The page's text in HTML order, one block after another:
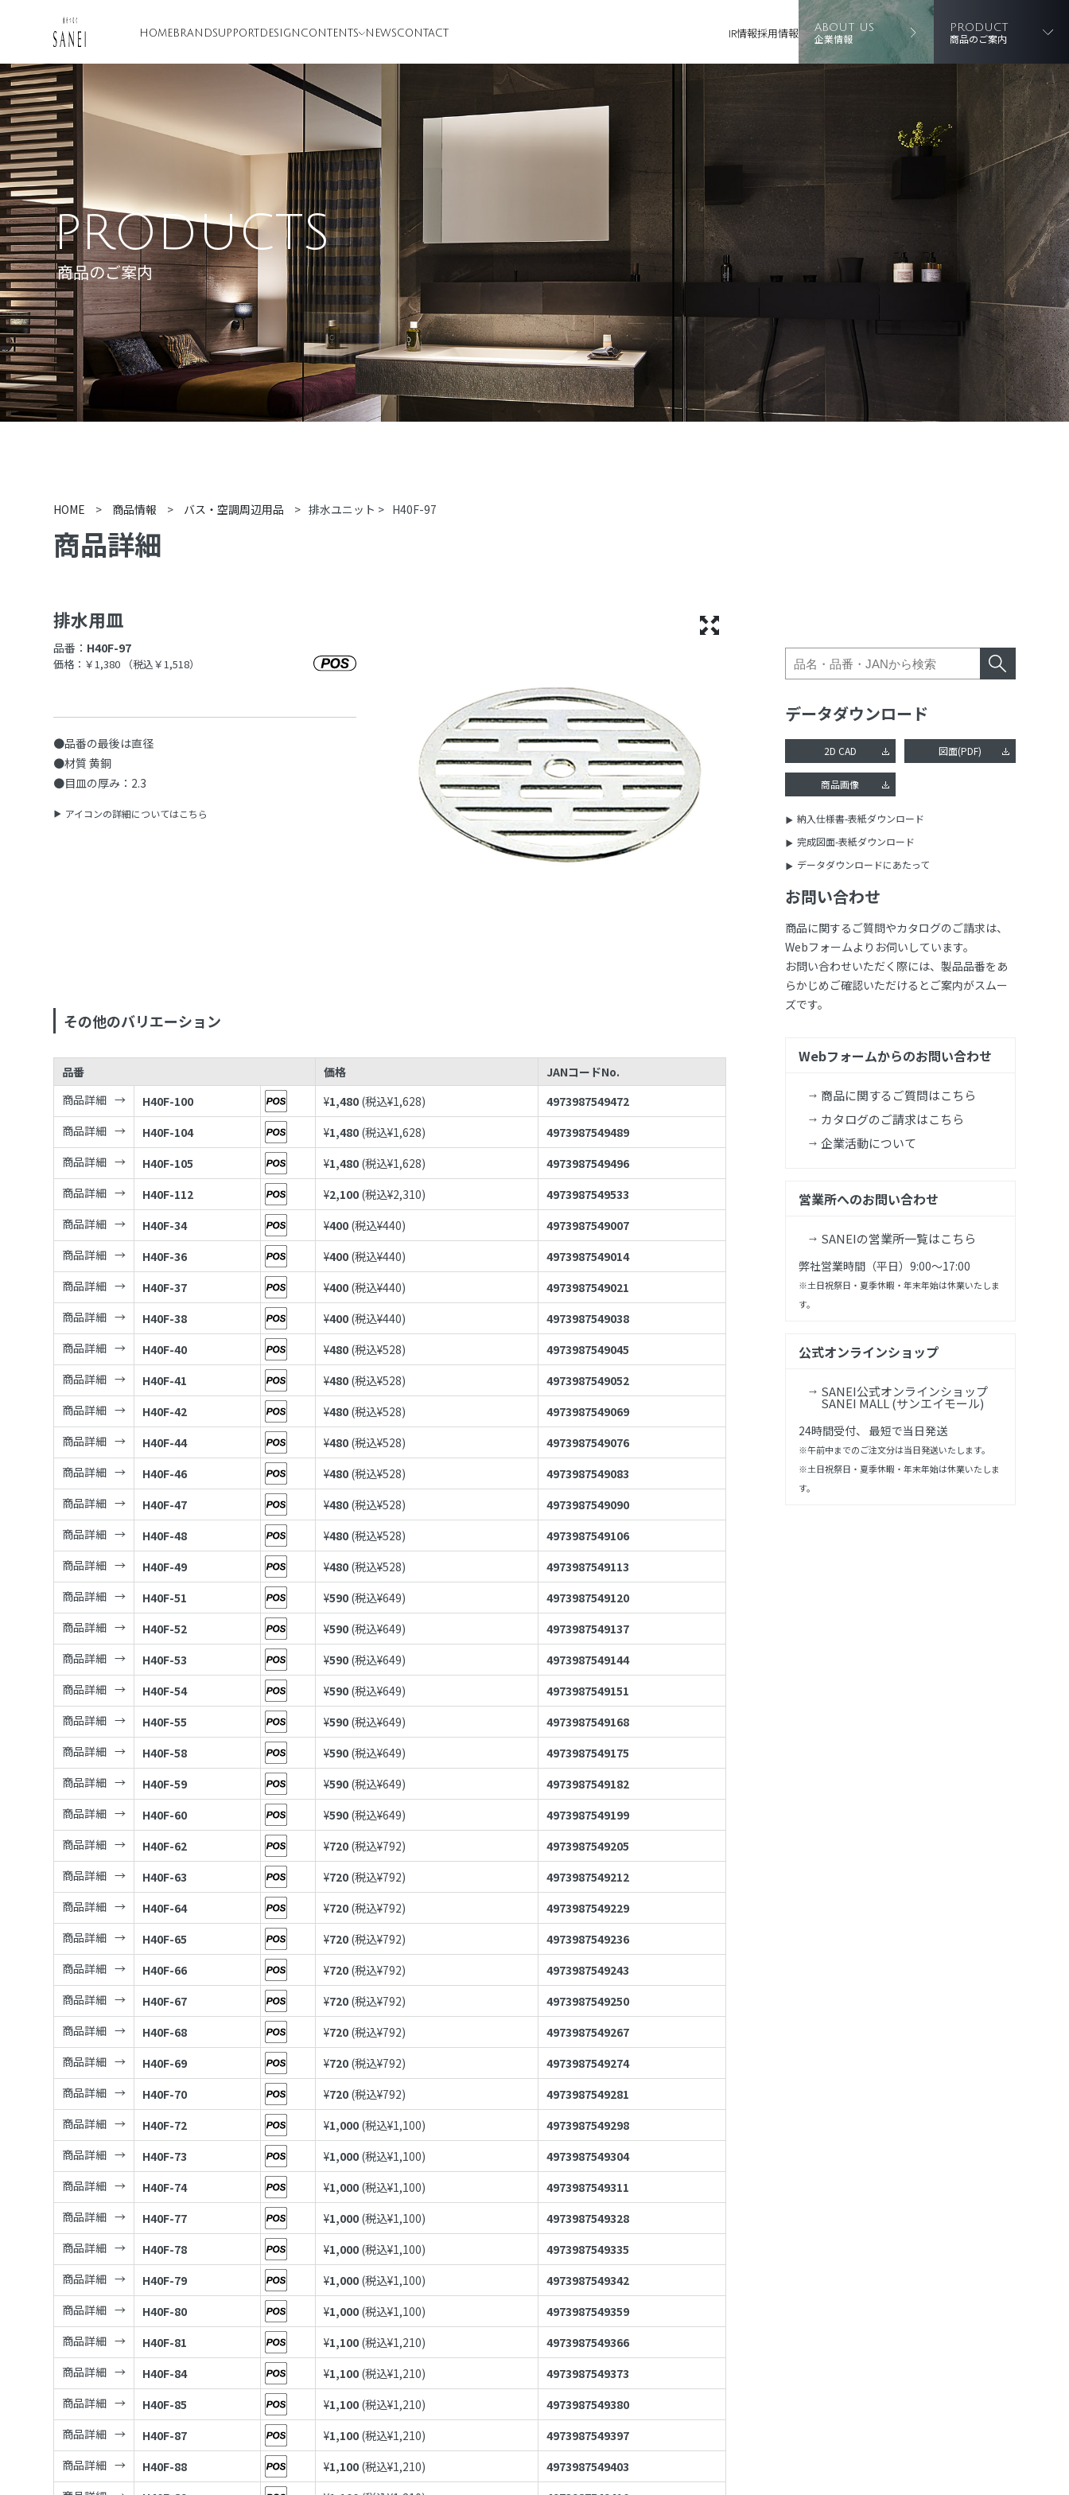
HOME BRANDSUPPORT DESIGN CONTENTS NEWSCONTACT IR情報採用情報 ABOUT US
企業情報
PRODUCT
商品のご案内
PRODUCTS
商品のご案内
HOME > 商品情報 > バス・空調周辺用品 > 排水ユニット > H40F-97
商品詳細
排水用皿
品番： H40F-97
価格：￥1,380 （税込￥1,518）
●品番の最後は直径
●材質 黄銅
●目皿の厚み：2.3
アイコンの詳細についてはこちら
その他のバリエーション
品番 価格
JANコードNo.
商品詳細
H40F-100 ¥1,480 (税込¥1,628)
4973987549472
商品詳細
H40F-104 ¥1,480 (税込¥1,628)
4973987549489
商品詳細
H40F-105 ¥1,480 (税込¥1,628)
4973987549496
商品詳細
H40F-112 ¥2,100 (税込¥2,310)
4973987549533
商品詳細
H40F-34 ¥400 (税込¥440)
4973987549007
商品詳細
H40F-36 ¥400 (税込¥440)
4973987549014
商品詳細
H40F-37 ¥400 (税込¥440)
4973987549021
商品詳細
H40F-38 ¥400 (税込¥440)
4973987549038
商品詳細
H40F-40 ¥480 (税込¥528)
4973987549045
商品詳細
H40F-41 ¥480 (税込¥528)
4973987549052
商品詳細
H40F-42 ¥480 (税込¥528)
4973987549069
商品詳細
H40F-44 ¥480 (税込¥528)
4973987549076
商品詳細
H40F-46 ¥480 (税込¥528)
4973987549083
商品詳細
H40F-47 ¥480 (税込¥528)
4973987549090
商品詳細
H40F-48 ¥480 (税込¥528)
4973987549106
商品詳細
H40F-49 ¥480 (税込¥528)
4973987549113
商品詳細
H40F-51 ¥590 (税込¥649)
4973987549120
商品詳細
H40F-52 ¥590 (税込¥649)
4973987549137
商品詳細
H40F-53 ¥590 (税込¥649)
4973987549144
商品詳細
H40F-54 ¥590 (税込¥649)
4973987549151
商品詳細
H40F-55 ¥590 (税込¥649)
4973987549168
商品詳細
H40F-58 ¥590 (税込¥649)
4973987549175
商品詳細
H40F-59 ¥590 (税込¥649)
4973987549182
商品詳細
H40F-60 ¥590 (税込¥649)
4973987549199
商品詳細
H40F-62 ¥720 (税込¥792)
4973987549205
商品詳細
H40F-63 ¥720 (税込¥792)
4973987549212
商品詳細
H40F-64 ¥720 (税込¥792)
4973987549229
商品詳細
H40F-65 ¥720 (税込¥792)
4973987549236
商品詳細
H40F-66 ¥720 (税込¥792)
4973987549243
商品詳細
H40F-67 ¥720 (税込¥792)
4973987549250
商品詳細
H40F-68 ¥720 (税込¥792)
4973987549267
商品詳細
H40F-69 ¥720 (税込¥792)
4973987549274
商品詳細
H40F-70 ¥720 (税込¥792)
4973987549281
商品詳細
H40F-72 ¥1,000 (税込¥1,100)
4973987549298
商品詳細
H40F-73 ¥1,000 (税込¥1,100)
4973987549304
商品詳細
H40F-74 ¥1,000 (税込¥1,100)
4973987549311
商品詳細
H40F-77 ¥1,000 (税込¥1,100)
4973987549328
商品詳細
H40F-78 ¥1,000 (税込¥1,100)
4973987549335
商品詳細
H40F-79 ¥1,000 (税込¥1,100)
4973987549342
商品詳細
H40F-80 ¥1,000 (税込¥1,100)
4973987549359
商品詳細
H40F-81 ¥1,100 (税込¥1,210)
4973987549366
商品詳細
H40F-84 ¥1,100 (税込¥1,210)
4973987549373
商品詳細
H40F-85 ¥1,100 (税込¥1,210)
4973987549380
商品詳細
H40F-87 ¥1,100 (税込¥1,210)
4973987549397
商品詳細
H40F-88 ¥1,100 (税込¥1,210)
4973987549403
データダウンロード
2D CAD 図面(PDF)
商品画像
納入仕様書-表紙ダウンロード
完成図面-表紙ダウンロード
データダウンロードにあたって
お問い合わせ
商品に関するご質問やカタログのご請求は、
Webフォームよりお伺いしています。
お問い合わせいただく際には、製品品番をあ
らかじめご確認いただけるとご案内がスムー
ズです。
Webフォームからのお問い合わせ
商品に関するご質問はこちら
カタログのご請求はこちら
企業活動について
営業所へのお問い合わせ
SANEIの営業所一覧はこちら
弊社営業時間（平日）9:00～17:00
※土日祝祭日・夏季休暇・年末年始は休業いたしま
す。
公式オンラインショップ
SANEI公式オンラインショップ
SANEI MALL (サンエイモール)
24時間受付、 最短で当日発送
※午前中までのご注文分は当日発送いたします。
※土日祝祭日・夏季休暇・年末年始は休業いたしま
す。